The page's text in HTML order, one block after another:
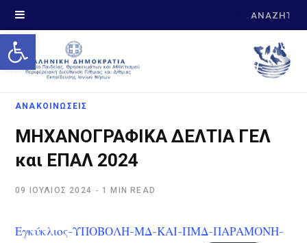
Open toolbar
Search
ΑΝΑΚΟΙΝΩΣΕΙΣ
ΜΗΧΑΝΟΓΡΑΦΙΚΑ ΔΕΛΤΙΑ ΓΕΛ
και ΕΠΑΛ 2024
09 ΙΟΎΛΙΟΣ 2024 1 MIN READ
Εγκύκλιος-ΥΠΟΒΟΛΗ-ΜΔ-ΚΑΙ-ΠΜΔ-ΠΑΡΑΜΟΝΗ-